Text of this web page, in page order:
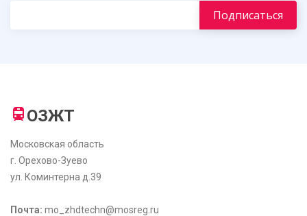
ОЗЖТ
Московская область
г. Орехово-Зуево
ул. Коминтерна д.39
Почта: mo_zhdtechn@mosreg.ru